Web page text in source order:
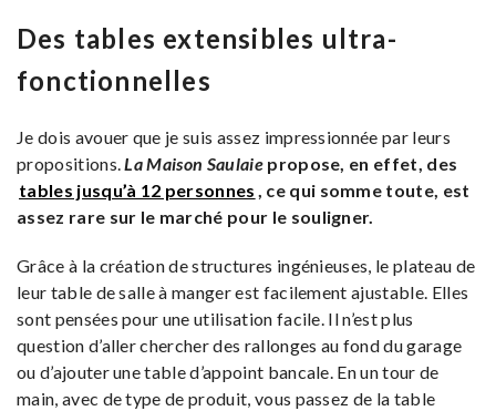
Des tables extensibles ultra-
fonctionnelles
Je dois avouer que je suis assez impressionnée par leurs
propositions.La Maison Saulaiepropose, en effet, des
tables jusqu’à 12 personnes , ce qui somme toute, est
assez rare sur le marché pour le souligner.
Grâce à la création de structures ingénieuses, le plateau de
leur table de salle à manger est facilement ajustable. Elles
sont pensées pour une utilisation facile. Il n’est plus
question d’aller chercher des rallonges au fond du garage
ou d’ajouter une table d’appoint bancale. En un tour de
main, avec de type de produit, vous passez de la table